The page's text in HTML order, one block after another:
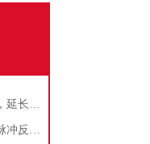
优化磨床粉尘集尘机维护，延长设备寿命
如何选择适合自己工厂的脉冲反吹工业集尘器